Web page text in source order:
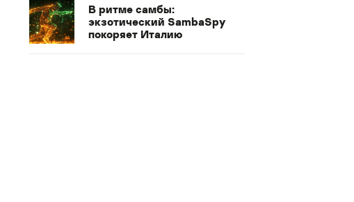
В ритме самбы:
экзотический SambaSpy
покоряет Италию